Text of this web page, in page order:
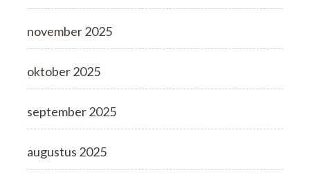
november 2025
oktober 2025
september 2025
augustus 2025